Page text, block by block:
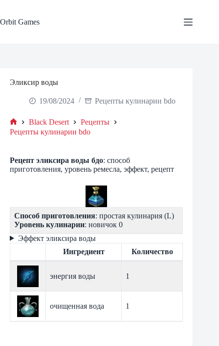
content
Orbit Games
Эликсир воды
19/08/2024 Рецепты кулинарии bdo
Home
Black Desert
Рецепты
Рецепты кулинарии bdo
Рецепт эликсира воды бдо: способ
приготовления, уровень ремесла, эффект, рецепт
Способ приготовления: простая кулинария (L)
Уровень кулинарии: новичок 0
Эффект эликсира воды
Ингредиент
Количество
энергия воды 1
очищенная вода 1